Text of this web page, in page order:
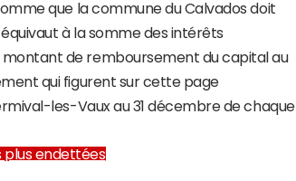
que la commune du Calvados doit
à la somme des intérêts
de remboursement du capital au
qui figurent sur cette page
les-Vaux au 31 décembre de chaque
plus endettées